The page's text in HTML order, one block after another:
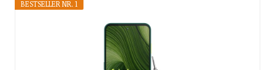
BESTSELLER NR. 1